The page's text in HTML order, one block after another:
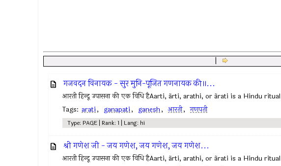
गजवदन विनायक - सुर मुनि-पूजित गणनायक की॥...
आरती हिन्दू उपासना की एक विधि हैAarti, ãrti, arathi, or ãrati is a Hindu ritual
Tags: arati, ganapati, ganesh, आरती, गणपती
Type: PAGE | Rank: 1 | Lang: hi
श्री गणेश जी - जय गणेश, जय गणेश, जय गणेश...
आरती हिन्दू उपासना की एक विधि हैAarti, ãrti, arathi, or ãrati is a Hindu ritual